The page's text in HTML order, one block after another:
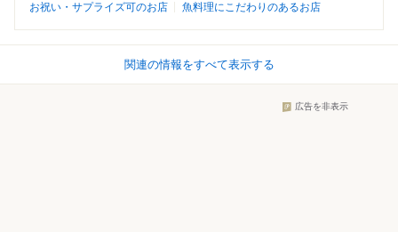
お祝い・サプライズ可のお店
魚料理にこだわりのあるお店
関連の情報をすべて表示する
広告を非表示